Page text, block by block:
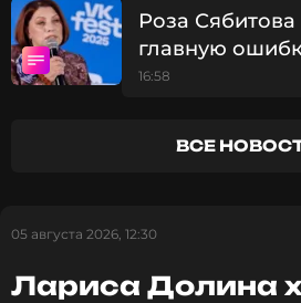
Роза Сябитова
главную
мешает
16:58
ВСЕ
05 августа 2026, 12:30
Лариса Долина